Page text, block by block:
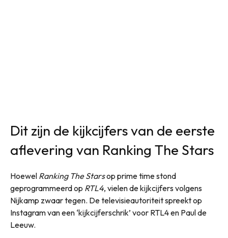
Dit zijn de kijkcijfers van de eerste
aflevering van Ranking The Stars
Hoewel Ranking The Starsop prime time stond
geprogrammeerd op RTL4, vielen de kijkcijfers volgens
Nijkamp zwaar tegen. De televisieautoriteit spreekt op
Instagram van een ‘kijkcijferschrik’ voor RTL4 en Paul de
Leeuw.